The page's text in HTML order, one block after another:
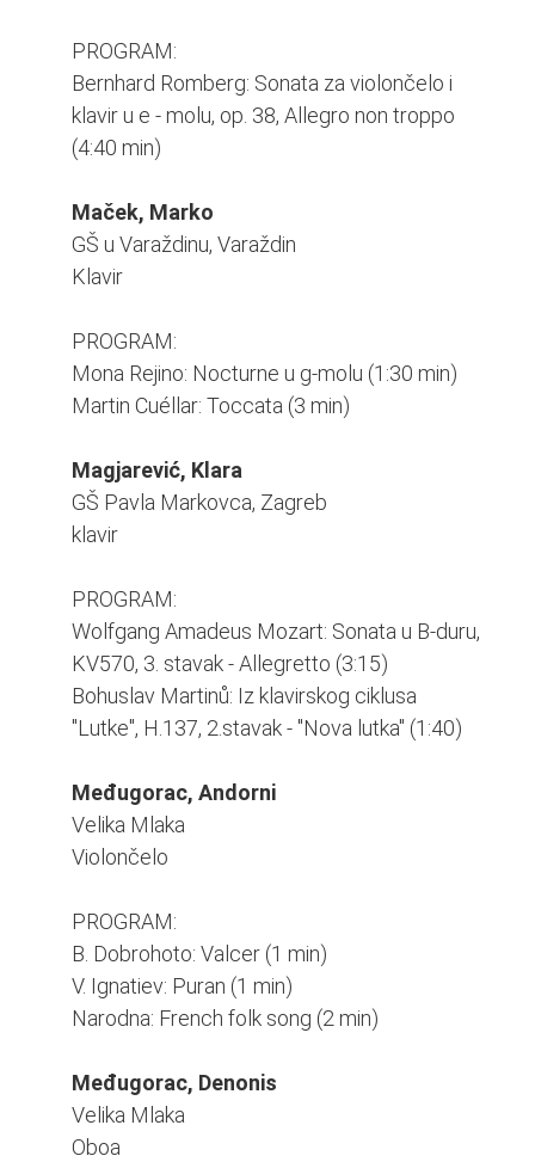
PROGRAM:
Bernhard Romberg: Sonata za violončelo i
klavir u e - molu, op. 38, Allegro non troppo
(4:40 min)
Maček, Marko
GŠ u Varaždinu, Varaždin
Klavir
PROGRAM:
Mona Rejino: Nocturne u g-molu (1:30 min)
Martin Cuéllar: Toccata (3 min)
Magjarević, Klara
GŠ Pavla Markovca, Zagreb
klavir
PROGRAM:
Wolfgang Amadeus Mozart: Sonata u B-duru,
KV570, 3. stavak - Allegretto (3:15)
Bohuslav Martinů: Iz klavirskog ciklusa
"Lutke", H.137, 2.stavak - "Nova lutka" (1:40)
Međugorac, Andorni
Velika Mlaka
Violončelo
PROGRAM:
B. Dobrohoto: Valcer (1 min)
V. Ignatiev: Puran (1 min)
Narodna: French folk song (2 min)
Međugorac, Denonis
Velika Mlaka
Oboa